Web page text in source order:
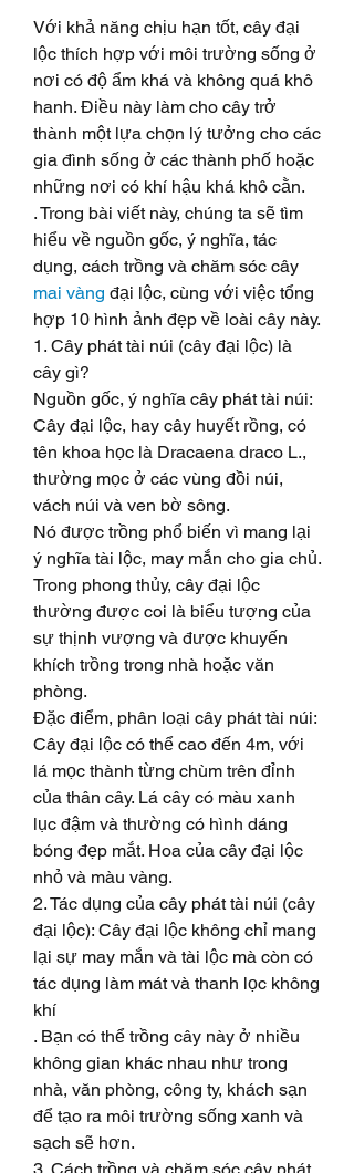
Với khả năng chịu hạn tốt, cây đại
lộc thích hợp với môi trường sống ở
nơi có độ ẩm khá và không quá khô
hanh. Điều này làm cho cây trở
thành một lựa chọn lý tưởng cho các
gia đình sống ở các thành phố hoặc
những nơi có khí hậu khá khô cằn.
. Trong bài viết này, chúng ta sẽ tìm
hiểu về nguồn gốc, ý nghĩa, tác
mai vàng đại lộc, cùng với việc tổng
hợp 10 hình ảnh đẹp về loài cây này.
1. Cây phát tài núi (cây đại lộc) là
cây gì?
Nguồn gốc, ý nghĩa cây phát tài núi:
Cây đại lộc, hay cây huyết rồng, có
tên khoa học là Dracaena draco L.,
thường mọc ở các vùng đồi núi,
vách núi và ven bờ sông.
Nó được trồng phổ biến vì mang lại
ý nghĩa tài lộc, may mắn cho gia chủ.
Trong phong thủy, cây đại lộc
thường được coi là biểu tượng của
sự thịnh vượng và được khuyến
khích trồng trong nhà hoặc văn
phòng.
Đặc điểm, phân loại cây phát tài núi:
Cây đại lộc có thể cao đến 4m, với
lá mọc thành từng chùm trên đỉnh
của thân cây. Lá cây có màu xanh
lục đậm và thường có hình dáng
bóng đẹp mắt. Hoa của cây đại lộc
nhỏ và màu vàng.
2. Tác dụng của cây phát tài núi (cây
đại lộc): Cây đại lộc không chỉ mang
lại sự may mắn và tài lộc mà còn có
tác dụng làm mát và thanh lọc không
khí
. Bạn có thể trồng cây này ở nhiều
không gian khác nhau như trong
nhà, văn phòng, công ty, khách sạn
để tạo ra môi trường sống xanh và
sạch sẽ hơn.
3. Cách trồng và chăm sóc cây phát